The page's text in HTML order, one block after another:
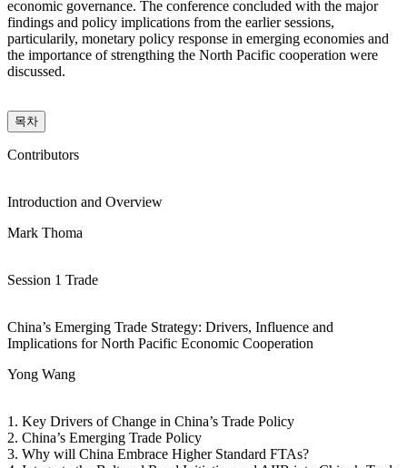
economic governance. The conference concluded with the major
findings and policy implications from the earlier sessions,
particularily, monetary policy response in emerging economies and
the importance of strengthing the North Pacific cooperation were
discussed.
목차
Contributors
Introduction and Overview
Mark Thoma
Session 1 Trade
China’s Emerging Trade Strategy: Drivers, Influence and
Implications for North Pacific Economic Cooperation
Yong Wang
1. Key Drivers of Change in China’s Trade Policy
2. China’s Emerging Trade Policy
3. Why will China Embrace Higher Standard FTAs?